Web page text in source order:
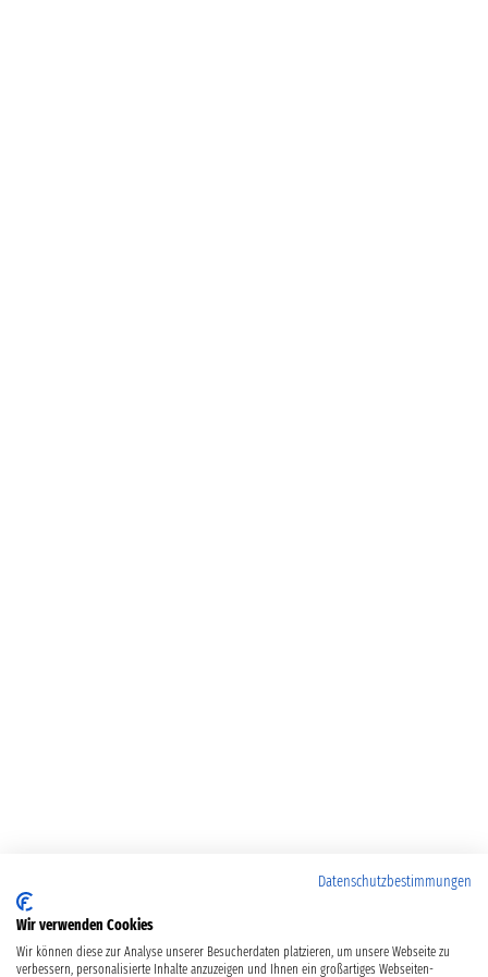
Datenschutzbestimmungen
Wir verwenden Cookies
Wir können diese zur Analyse unserer Besucherdaten platzieren, um unsere Webseite zu
verbessern, personalisierte Inhalte anzuzeigen und Ihnen ein großartiges Webseiten-